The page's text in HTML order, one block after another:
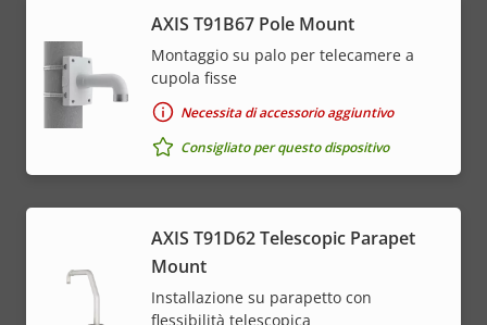
AXIS T91B67 Pole Mount
Montaggio su palo per telecamere a
cupola fisse
Necessita di accessorio aggiuntivo
Consigliato per questo dispositivo
AXIS T91D62 Telescopic Parapet
Mount
Installazione su parapetto con
flessibilità telescopica